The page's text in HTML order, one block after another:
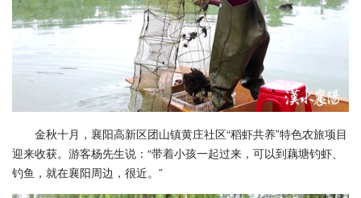
金秋十月，襄阳高新区团山镇黄庄社区“稻虾共养”特色农旅项目
迎来收获。游客杨先生说：“带着小孩一起过来，可以到藕塘钓虾、
钓鱼，就在襄阳周边，很近。”